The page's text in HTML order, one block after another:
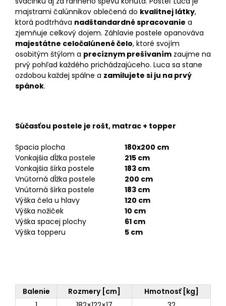
majstrami čalúnnikov oblečená do kvalitnej látky,
ktorá podtrháva nadštandardné spracovanie a
zjemňuje celkový dojem. Záhlavie postele opanováva
majestátne celočalúnené čelo, ktoré svojím
osobitým štýlom a precíznym prešívaním zaujme na
prvý pohľad každého prichádzajúceho. Luca sa stane
ozdobou každej spálne a zamilujete si ju na prvý
spánok.
Súčasťou postele je rošt, matrac + topper
Spacia plocha
180x200 cm
Vonkajšia dĺžka postele
215 cm
Vonkajšia šírka postele
183 cm
Vnútorná dĺžka postele
200 cm
Vnútorná šírka postele
183 cm
Výška čela u hlavy
120 cm
Výška nožiček
10 cm
Výška spacej plochy
61 cm
Výška topperu
5 cm
Balenie Rozmery [cm]
Hmotnosť [kg]